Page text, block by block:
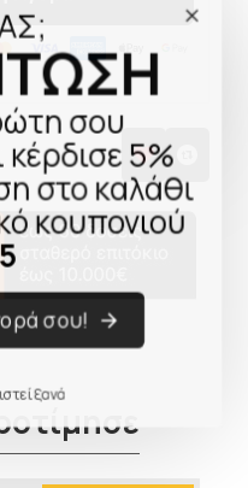
σου
5%
στο καλάθι
κουπονιού
σου!
ξανά